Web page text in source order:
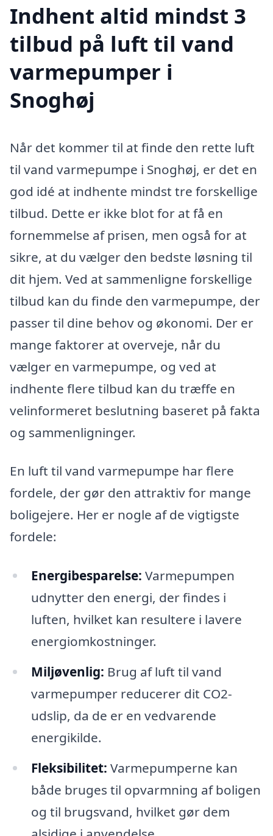
Indhent altid mindst 3
tilbud på luft til vand
varmepumper i
Snoghøj
Når det kommer til at finde den rette luft
til vand varmepumpe i Snoghøj, er det en
god idé at indhente mindst tre forskellige
tilbud. Dette er ikke blot for at få en
fornemmelse af prisen, men også for at
sikre, at du vælger den bedste løsning til
dit hjem. Ved at sammenligne forskellige
tilbud kan du finde den varmepumpe, der
passer til dine behov og økonomi. Der er
mange faktorer at overveje, når du
vælger en varmepumpe, og ved at
indhente flere tilbud kan du træffe en
velinformeret beslutning baseret på fakta
og sammenligninger.
En luft til vand varmepumpe har flere
fordele, der gør den attraktiv for mange
boligejere. Her er nogle af de vigtigste
fordele:
Energibesparelse: Varmepumpen
udnytter den energi, der findes i
luften, hvilket kan resultere i lavere
energiomkostninger.
Miljøvenlig: Brug af luft til vand
varmepumper reducerer dit CO2-
udslip, da de er en vedvarende
energikilde.
Fleksibilitet: Varmepumperne kan
både bruges til opvarmning af boligen
og til brugsvand, hvilket gør dem